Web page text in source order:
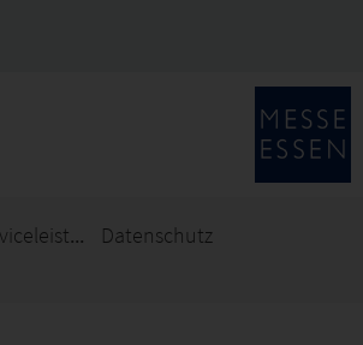
Bestellungen Serviceleistungen Datenschutz